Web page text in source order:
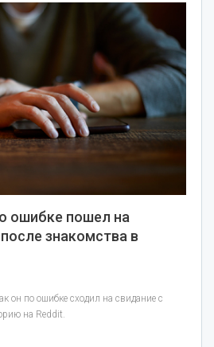
ошибке пошел на
знакомства в
он по ошибке сходил на свидание с
на Reddit.